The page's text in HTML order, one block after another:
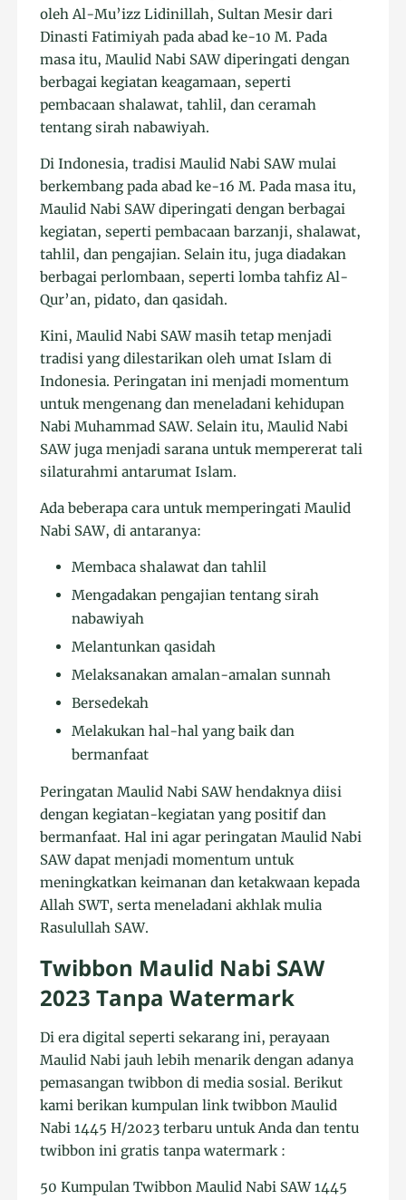
oleh Al-Mu’izz Lidinillah, Sultan Mesir dari
Dinasti Fatimiyah pada abad ke-10 M. Pada
masa itu, Maulid Nabi SAW diperingati dengan
berbagai kegiatan keagamaan, seperti
pembacaan shalawat, tahlil, dan ceramah
tentang sirah nabawiyah.
Di Indonesia, tradisi Maulid Nabi SAW mulai
berkembang pada abad ke-16 M. Pada masa itu,
Maulid Nabi SAW diperingati dengan berbagai
kegiatan, seperti pembacaan barzanji, shalawat,
tahlil, dan pengajian. Selain itu, juga diadakan
berbagai perlombaan, seperti lomba tahfiz Al-
Qur’an, pidato, dan qasidah.
Kini, Maulid Nabi SAW masih tetap menjadi
tradisi yang dilestarikan oleh umat Islam di
Indonesia. Peringatan ini menjadi momentum
untuk mengenang dan meneladani kehidupan
Nabi Muhammad SAW. Selain itu, Maulid Nabi
SAW juga menjadi sarana untuk mempererat tali
silaturahmi antarumat Islam.
Ada beberapa cara untuk memperingati Maulid
Nabi SAW, di antaranya:
Membaca shalawat dan tahlil
Mengadakan pengajian tentang sirah
nabawiyah
Melantunkan qasidah
Melaksanakan amalan-amalan sunnah
Bersedekah
Melakukan hal-hal yang baik dan
bermanfaat
Peringatan Maulid Nabi SAW hendaknya diisi
dengan kegiatan-kegiatan yang positif dan
bermanfaat. Hal ini agar peringatan Maulid Nabi
SAW dapat menjadi momentum untuk
meningkatkan keimanan dan ketakwaan kepada
Allah SWT, serta meneladani akhlak mulia
Rasulullah SAW.
Twibbon Maulid Nabi SAW
2023 Tanpa Watermark
Di era digital seperti sekarang ini, perayaan
Maulid Nabi jauh lebih menarik dengan adanya
pemasangan twibbon di media sosial. Berikut
kami berikan kumpulan link twibbon Maulid
Nabi 1445 H/2023 terbaru untuk Anda dan tentu
twibbon ini gratis tanpa watermark :
50 Kumpulan Twibbon Maulid Nabi SAW 1445